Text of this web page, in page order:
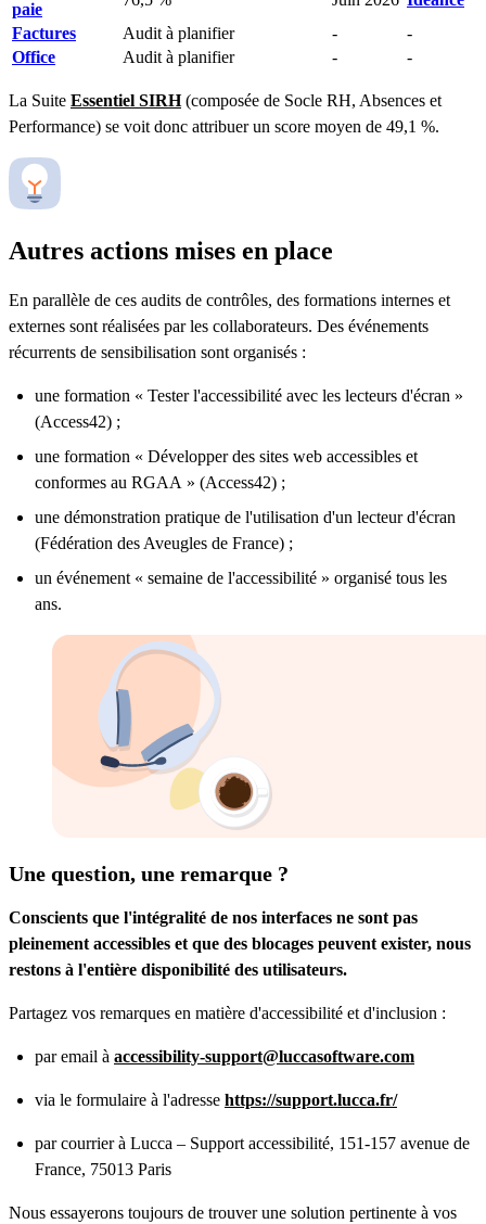
paie
Factures
Audit à planifier -
-
Office
Audit à planifier - -
La Suite Essentiel SIRH(composée de Socle RH, Absences et
Performance) se voit donc attribuer un score moyen de 49,1 %.
Autres actions mises en place
En parallèle de ces audits de contrôles, des formations internes et
externes sont réalisées par les collaborateurs. Des événements
récurrents de sensibilisation sont organisés :
une formation « Tester l'accessibilité avec les lecteurs d'écran »
(Access42) ;
une formation « Développer des sites web accessibles et
conformes au RGAA » (Access42) ;
une démonstration pratique de l'utilisation d'un lecteur d'écran
(Fédération des Aveugles de France) ;
un événement « semaine de l'accessibilité » organisé tous les
ans.
Une question, une remarque ?
Conscients que l'intégralité de nos interfaces ne sont pas
pleinement accessibles et que des blocages peuvent exister, nous
restons à l'entière disponibilité des utilisateurs.
Partagez vos remarques en matière d'accessibilité et d'inclusion :
par email à accessibility-support@luccasoftware.com
via le formulaire à l'adresse https://support.lucca.fr/
par courrier à Lucca – Support accessibilité, 151-157 avenue de
France, 75013 Paris
Nous essayerons toujours de trouver une solution pertinente à vos